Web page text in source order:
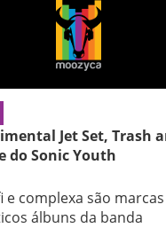
Jet Set, Trash
do Sonic Youth
e complexa são
álbuns da banda